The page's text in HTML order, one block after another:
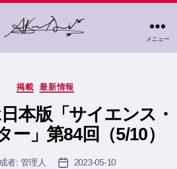
Akane
メニュー
カ
テ
ゴ
リ
ー
掲載 最新情報
本版「サイエンス・
ー」第84回（5/10）
者: 管理人
投
2023-05-10